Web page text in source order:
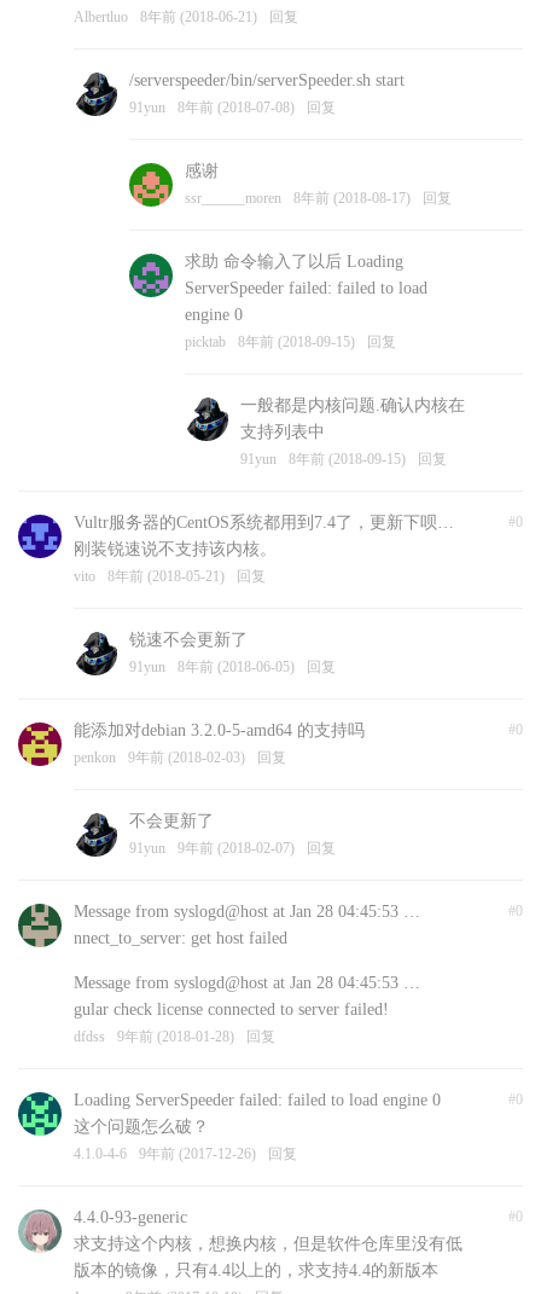
Albertluo 8年前 (2018-06-21) 回复
/serverspeeder/bin/serverSpeeder.sh start
91yun 8年前 (2018-07-08) 回复
感谢
ssr______moren 8年前 (2018-08-17) 回复
求助 命令输入了以后 Loading
ServerSpeeder failed: failed to load
engine 0
picktab 8年前 (2018-09-15) 回复
一般都是内核问题.确认内核在
支持列表中
91yun 8年前 (2018-09-15) 回复
#0
Vultr服务器的CentOS系统都用到7.4了，更新下呗…
刚装锐速说不支持该内核。
vito 8年前 (2018-05-21) 回复
锐速不会更新了
91yun 8年前 (2018-06-05) 回复
#0
能添加对debian 3.2.0-5-amd64 的支持吗
penkon 9年前 (2018-02-03) 回复
不会更新了
91yun 9年前 (2018-02-07) 回复
#0
Message from syslogd@host at Jan 28 04:45:53 …
nnect_to_server: get host failed
Message from syslogd@host at Jan 28 04:45:53 …
gular check license connected to server failed!
dfdss 9年前 (2018-01-28) 回复
#0
Loading ServerSpeeder failed: failed to load engine 0
这个问题怎么破？
4.1.0-4-6 9年前 (2017-12-26) 回复
#0
4.4.0-93-generic
求支持这个内核，想换内核，但是软件仓库里没有低
版本的镜像，只有4.4以上的，求支持4.4的新版本